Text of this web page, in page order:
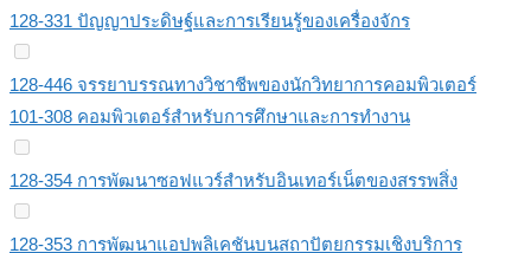
128-331 ปัญญาประดิษฐ์และการเรียนรู้ของเครื่องจักร
128-446 จรรยาบรรณทางวิชาชีพของนักวิทยาการคอมพิวเตอร์
101-308 คอมพิวเตอร์สำหรับการศึกษาและการทำงาน
128-354 การพัฒนาซอฟแวร์สำหรับอินเทอร์เน็ตของสรรพสิ่ง
128-353 การพัฒนาแอปพลิเคชันบนสถาปัตยกรรมเชิงบริการ